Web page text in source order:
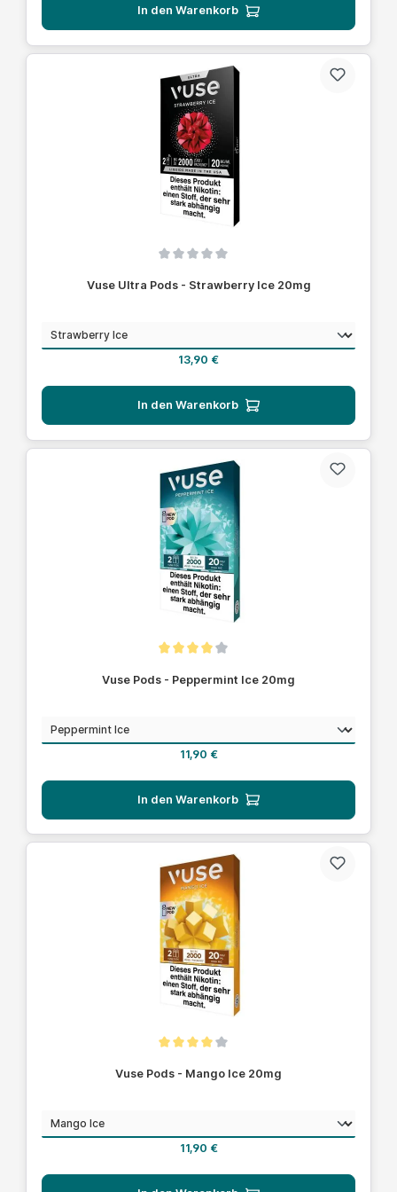
In den Warenkorb
Vuse Ultra Pods - Strawberry Ice 20mg
Geschmack
Regulärer Preis:
13,90 €
In den Warenkorb
Vuse Pods - Peppermint Ice 20mg
Geschmackauswählen
Regulärer Preis:
11,90 €
In den Warenkorb
Vuse Pods - Mango Ice 20mg
Geschmack
Regulärer Preis:
11,90 €